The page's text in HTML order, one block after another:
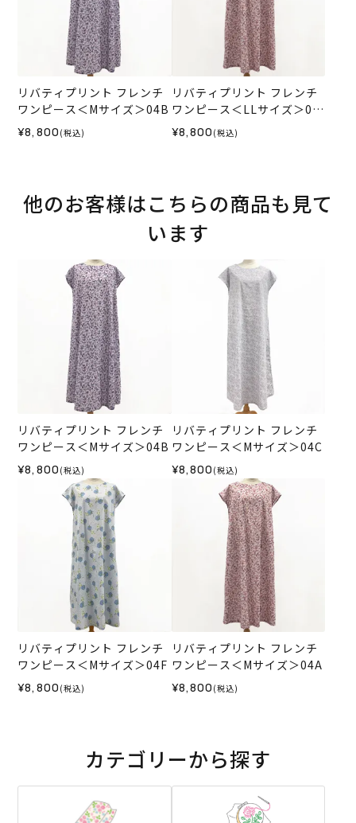
リバティプリント フレンチ
ワンピース＜Mサイズ＞04B
¥8,800 (税込)
リバティプリント フレンチ
ワンピース＜LLサイズ＞04
A
¥8,800 (税込)
他のお客様はこちらの商品も見て
います
リバティプリント フレンチ
ワンピース＜Mサイズ＞04B
¥8,800 (税込)
リバティプリント フレンチ
ワンピース＜Mサイズ＞04C
¥8,800 (税込)
リバティプリント フレンチ
ワンピース＜Mサイズ＞04F
¥8,800 (税込)
リバティプリント フレンチ
ワンピース＜Mサイズ＞04A
¥8,800 (税込)
カテゴリーから探す